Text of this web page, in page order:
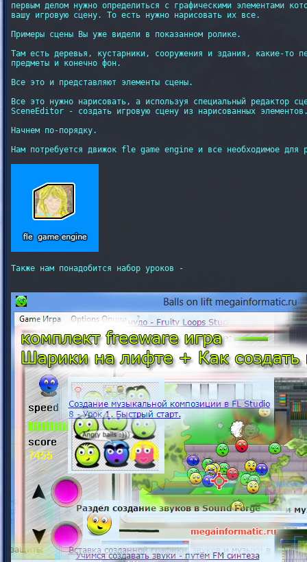
первым делом нужно определиться с графическими элементами
вашу игровую сцену. То есть нужно нарисовать их все.
Примеры сцены Вы уже видели в показанном ролике.
Там есть деревья, кустарники, сооружения и здания, какие-то
предметы и конечно фон.
Все это и представляют элементы сцены.
Все это нужно нарисовать, а используя специальный редактор
SceneEditor - создать игровую сцену из нарисованных
Начнем по-порядку.
Нам потребуется движок fle game engine и все необходимое для
Также нам понадобится набор уроков -